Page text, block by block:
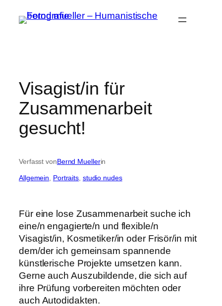
Inhalt
Visagist/in für
Zusammenarbeit
gesucht!
Verfasst vonBernd Muellerin
Allgemein Portraits studio nudes
Für eine lose Zusammenarbeit suche ich
eine/n engagierte/n und flexible/n
Visagist/in, Kosmetiker/in oder Frisör/in mit
dem/der ich gemeinsam spannende
künstlerische Projekte umsetzen kann.
Gerne auch Auszubildende, die sich auf
ihre Prüfung vorbereiten möchten oder
auch Autodidakten.